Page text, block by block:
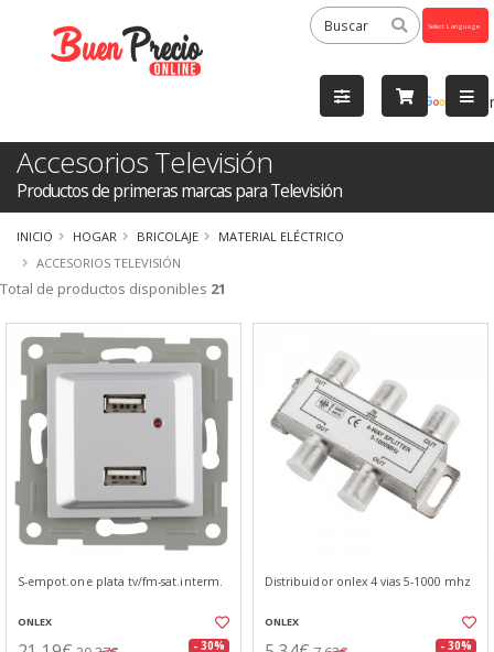
by
Accesorios Televisión
Productos de primeras marcas para Televisión
INICIO HOGAR BRICOLAJE
MATERIAL ELÉCTRICO
ACCESORIOS TELEVISIÓN
Total de productos disponibles 21
S-empot.one plata tv/fm-sat.interm.
ONLEX
- 30%
Distribuidor onlex 4 vias 5-1000 mhz
ONLEX
- 30%